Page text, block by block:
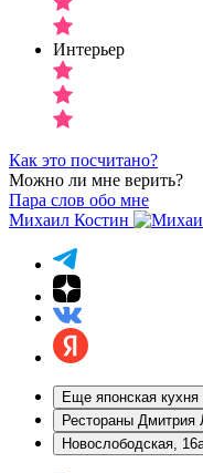
Интерьер
Как это посчитано?
Можно ли мне верить?
Пара слов обо мне
Михаил Костин
Еще японская кухня
Рестораны Дмитрия
Новослободская,